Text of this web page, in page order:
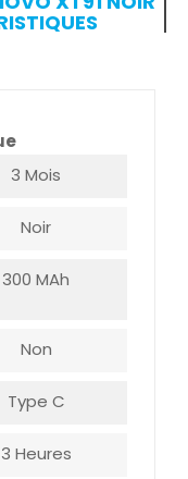
3 Mois
Noir
300 MAh
Non
Type C
3 Heures